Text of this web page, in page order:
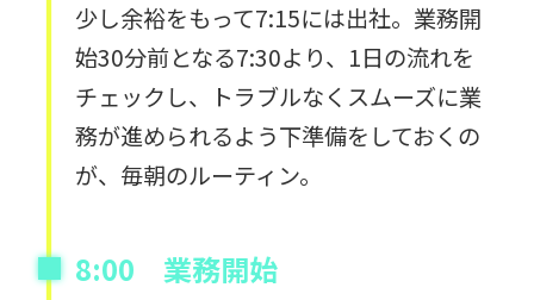
少し余裕をもって7:15には出社。業務開
始30分前となる7:30より、1日の流れを
チェックし、トラブルなくスムーズに業
務が進められるよう下準備をしておくの
が、毎朝のルーティン。
8:00 業務開始